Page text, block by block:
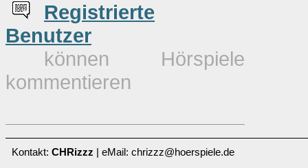
Registrierte
Benutzer
können Hörspiele
kommentieren
Kontakt: CHRizzz | eMail: chrizzz@hoerspiele.de